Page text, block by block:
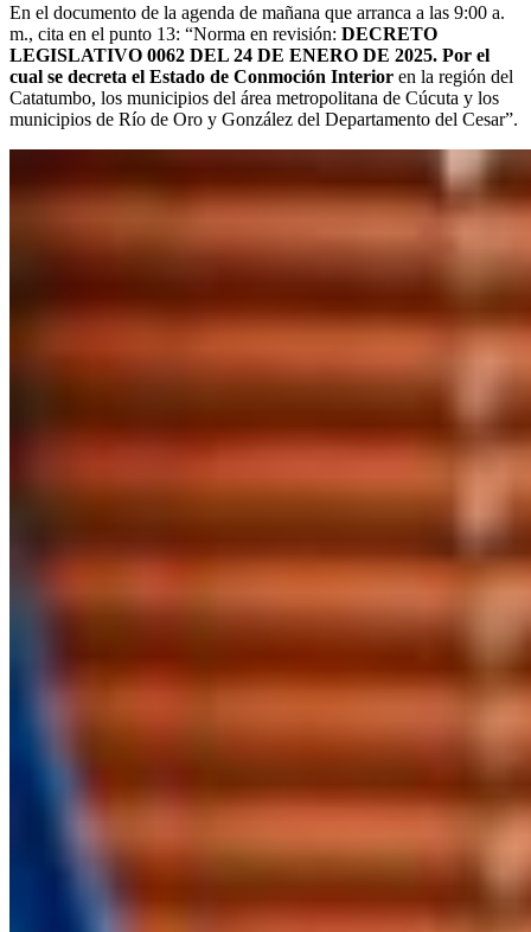
En el documento de la agenda de mañana que arranca a las 9:00 a.
m., cita en el punto 13: “Norma en revisión: DECRETO
LEGISLATIVO 0062 DEL 24 DE ENERO DE 2025. Por el
cual se decreta el Estado de Conmoción Interior en la región del
Catatumbo, los municipios del área metropolitana de Cúcuta y los
municipios de Río de Oro y González del Departamento del Cesar”.